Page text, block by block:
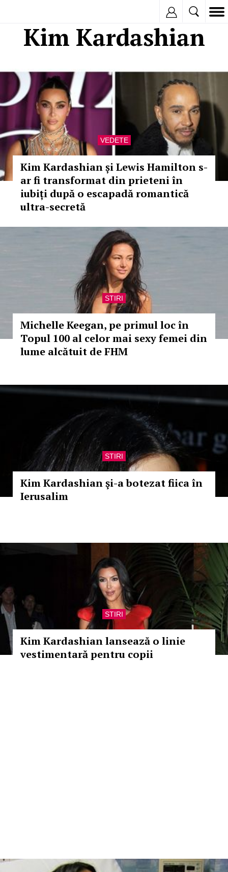
Kim Kardashian
VEDETE
Kim Kardashian și Lewis Hamilton s-
ar fi transformat din prieteni în
iubiți după o escapadă romantică
ultra-secretă
STIRI
Michelle Keegan, pe primul loc în
Topul 100 al celor mai sexy femei din
lume alcătuit de FHM
STIRI
Kim Kardashian şi-a botezat fiica în
Ierusalim
STIRI
Kim Kardashian lansează o linie
vestimentară pentru copii